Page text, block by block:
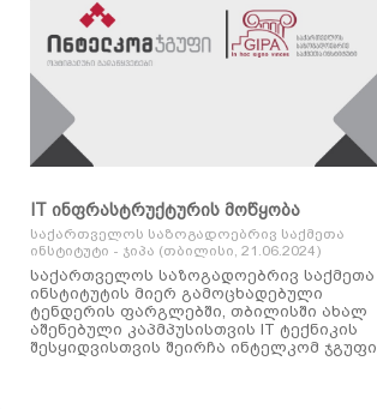
IT ინფრასტრუქტურის მოწყობა
საქართველოს საზოგადოებრივ საქმეთა
ინსტიტუტი - ჯიპა (თბილისი, 21.06.2024)
საქართველოს საზოგადოებრივ საქმეთა
ინსტიტუტის მიერ გამოცხადებული
ტენდერის ფარგლებში, თბილისში ახალ
აშენებული კაპმპუსისთვის IT ტექნიკის
შესყიდვისთვის შეირჩა ინტელკომ ჯგუფი.